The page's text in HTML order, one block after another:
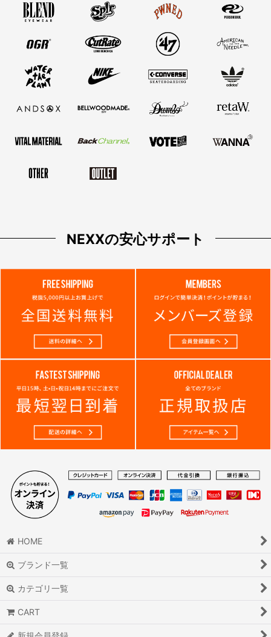
NEXXの安心サポート
HOME
ブランド一覧
カテゴリ一覧
CART